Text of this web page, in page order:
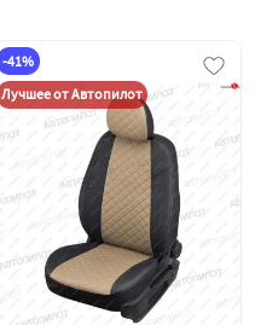
-41%
Лучшее от Автопилот